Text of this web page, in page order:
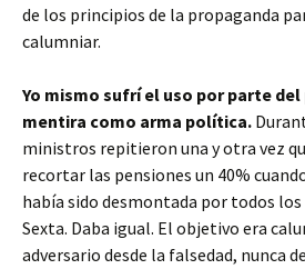
de los principios de la propaganda
calumniar.
Yo mismo sufrí el uso por parte
mentira como arma política.
ministros repitieron una y otra vez
recortar las pensiones un 40%
había sido desmontada por todos
Sexta. Daba igual. El objetivo era
adversario desde la falsedad, nunca